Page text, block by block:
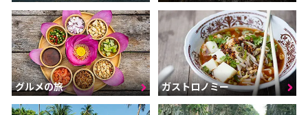
グルメの旅 ガストロノミー